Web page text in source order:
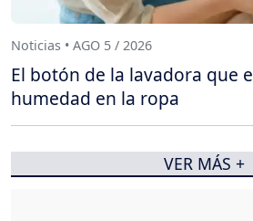
Noticias • AGO 5 / 2026
El botón de la lavadora que
humedad en la ropa
VER MÁS +